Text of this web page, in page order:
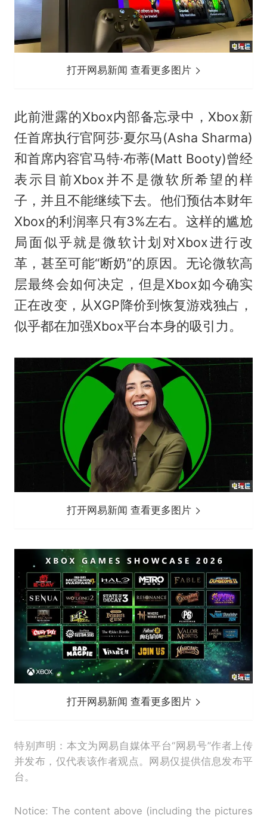
打开网易新闻 查看更多图片
此前泄露的Xbox内部备忘录中，Xbox新
任首席执行官阿莎·夏尔马(Asha Sharma)
和首席内容官马特·布蒂(Matt Booty)曾经
表示目前Xbox并不是微软所希望的样
子，并且不能继续下去。他们预估本财年
Xbox的利润率只有3%左右。这样的尴尬
局面似乎就是微软计划对Xbox进行改
革，甚至可能“断奶”的原因。无论微软高
层最终会如何决定，但是Xbox如今确实
正在改变，从XGP降价到恢复游戏独占，
似乎都在加强Xbox平台本身的吸引力。
打开网易新闻 查看更多图片
打开网易新闻 查看更多图片
特别声明：本文为网易自媒体平台“网易号”作者上传
并发布，仅代表该作者观点。网易仅提供信息发布平
台。
Notice: The content above (including the pictures